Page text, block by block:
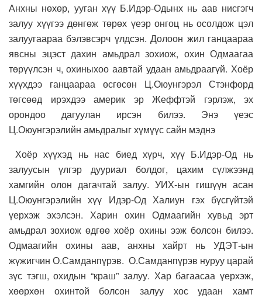
Анхны нөхөр, ууган хүү Б.Идэр-Одынх нь аав нисгэгч
залуу хүүгээ дөнгөж төрөх үеэр онгоц нь осолдож цэл
залуугаараа бэлэвсэрч үлдсэн. Долоон жил ганцаараа
явсны эцэст дахин амьдрал зохиож, охин Одмаагаа
төрүүлсэн ч, охиныхоо аавтай удаан амьдраагүй. Хоёр
хүүхдээ ганцаараа өсгөсөн Ц.Оюунгэрэл Стэнфорд
төгсөөд ирэхдээ америк эр Жеффтэй гэрлэж, эх
орондоо дагуулан ирсэн билээ. Энэ үеэс
Ц.Оюунгэрэлийн амьдралыг хүмүүс сайн мэднэ
Хоёр хүүхэд нь нас биед хүрч, хүү Б.Идэр-Од нь
залуусын үлгэр дууриал болдог, цахим сүлжээнд
хамгийн олон дагачтай залуу. УИХ-ын гишүүн асан
Ц.Оюунгэрэлийн хүү Идэр-Од Халиун гэх бүсгүйтэй
үерхэж эхэлсэн. Харин охин Одмаагийн хувьд эрт
амьдрал зохиож өдгөө хоёр охины ээж болсон билээ.
Одмаагийн охины аав, анхны хайрт нь УДЭТ-ын
жүжигчин О.Самданпүрэв. О.Самданпүрэв нуруу царай
зүс тэгш, охидын “краш” залуу. Хар багаасаа үерхэж,
хөөрхөн охинтой болсон залуу хос удаан хамт